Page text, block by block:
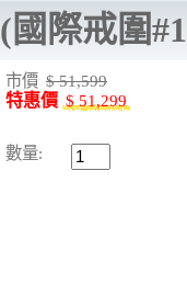
(國際戒圍
市價 $ 51,599
特惠價 $ 51,299
數量: